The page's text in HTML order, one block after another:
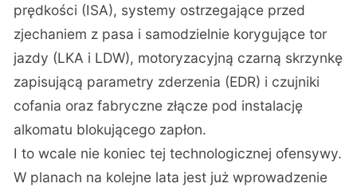
prędkości (ISA), systemy ostrzegające przed
zjechaniem z pasa i samodzielnie korygujące tor
jazdy (LKA i LDW), motoryzacyjną czarną skrzynkę
zapisującą parametry zderzenia (EDR) i czujniki
cofania oraz fabryczne złącze pod instalację
alkomatu blokującego zapłon.
I to wcale nie koniec tej technologicznej ofensywy.
W planach na kolejne lata jest już wprowadzenie